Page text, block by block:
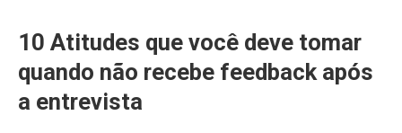
10 Atitudes que você deve tomar
quando não recebe feedback após
a entrevista